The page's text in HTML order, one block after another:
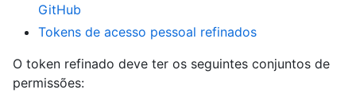
GitHub
Tokens de acesso pessoal refinados
O token refinado deve ter os seguintes conjuntos de
permissões: